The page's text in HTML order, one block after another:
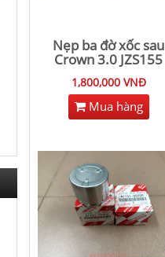
Nẹp ba đờ xốc sau
Crown 3.0 JZS155
1,800,000 VNĐ
Mua hàng